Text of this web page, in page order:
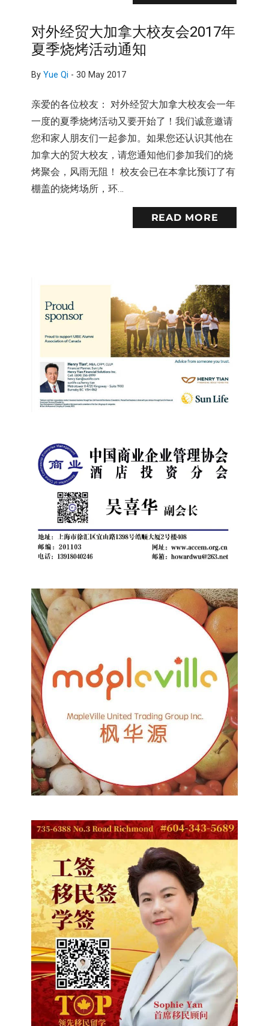
对外经贸大加拿大校友会2017年
夏季烧烤活动通知
By Yue Qi - 30 May 2017
亲爱的各位校友： 对外经贸大加拿大校友会一年
一度的夏季烧烤活动又要开始了！我们诚意邀请
您和家人朋友们一起参加。如果您还认识其他在
加拿大的贸大校友，请您通知他们参加我们的烧
烤聚会，风雨无阻！ 校友会已在本拿比预订了有
棚盖的烧烤场所，环…
READ MORE